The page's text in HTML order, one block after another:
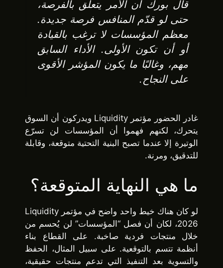
قال بورك أن الأمر يتعلق بالفرصة،
حتى لو قدّم المنافس فرصة جديدة.
معظم المؤسسات لا ترغب بالقيادة
أو أن تكون الأولى. الأداء السابق
مهم، وغالبًا ما يكون المؤشر الأقوى
على النجاح.
غادر الحضور مؤتمر Liquidity ويدركون أن السوق
يتحرك، لكنهم فهموا أن المؤسسات لن تسرّع
الوتيرة إلا عندما تصبح البنية التحتية متوقعة، وقابلة
للتدقيق، ومرنة.
ما هي النهاية المتوقعة؟
لو كان هناك خيط واحد واضح في مؤتمر Liquidity
2026، لكان أن فصل “المؤسسات” لن يُحسم من
خلال منتجات فردية صاخبة. على القطاع بناء
أنظمة تتسم بالتوقعية. على سبيل المثال، الحفظ
والتسوية بعد التنفيذ التي تدعم منتجات حقيقية،